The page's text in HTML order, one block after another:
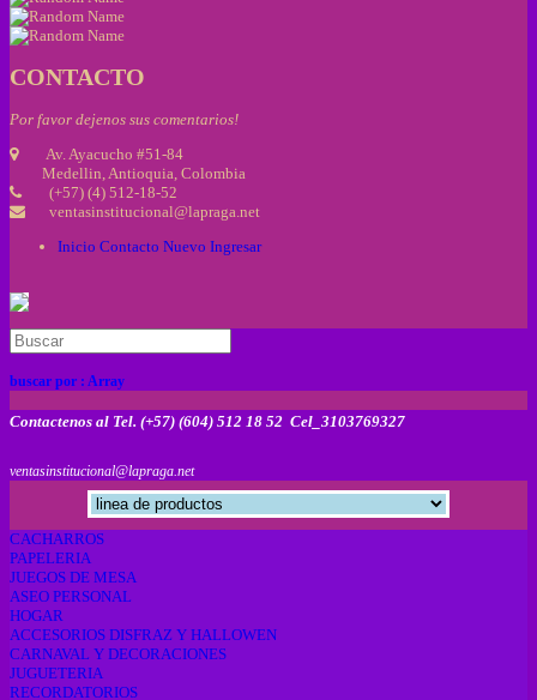
CONTACTO
Por favor dejenos sus comentarios!
Av. Ayacucho #51-84
Medellin, Antioquia, Colombia
(+57) (4) 512-18-52
ventasinstitucional@lapraga.net
Inicio Contacto Nuevo Ingresar
buscar por : Array
Contactenos al Tel. (+57) (604) 512 18 52 Cel_3103769327
ventasinstitucional@lapraga.net
CACHARROS
PAPELERIA
JUEGOS DE MESA
ASEO PERSONAL
HOGAR
ACCESORIOS DISFRAZ Y HALLOWEN
CARNAVAL Y DECORACIONES
JUGUETERIA
RECORDATORIOS